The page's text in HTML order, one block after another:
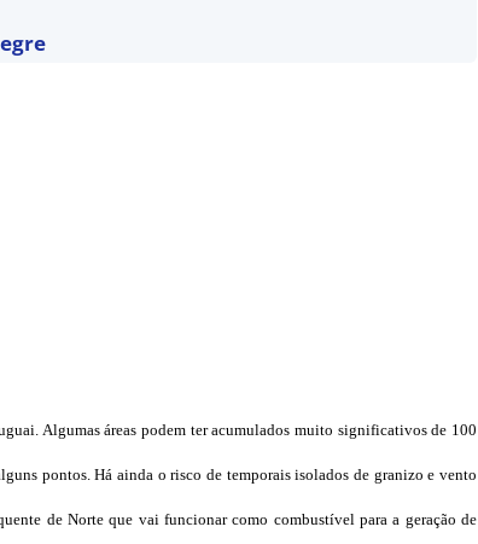
Algumas áreas podem ter acumulados muito significativos de 100
pontos. Há ainda o risco de temporais isolados de granizo e vento
de Norte que vai funcionar como combustível para a geração de